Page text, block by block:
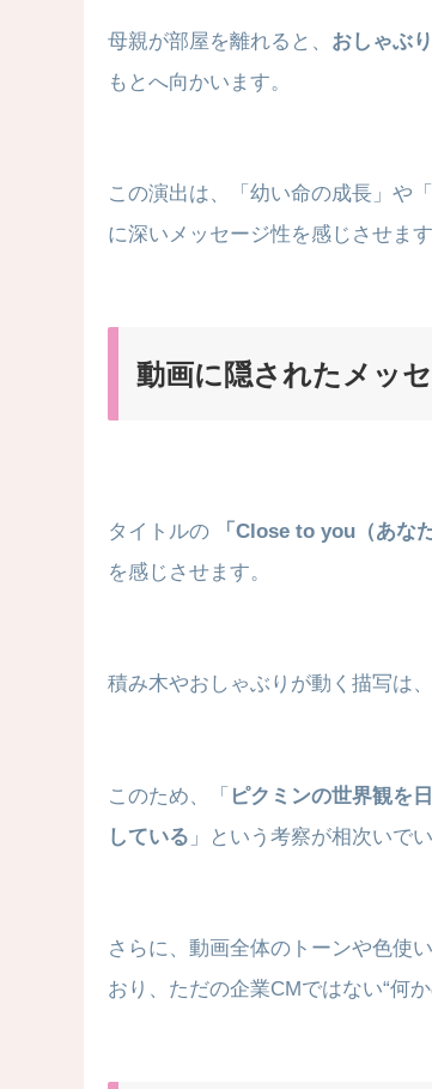
母親が部屋を離れると、 おしゃぶ
もとへ向かいます。
この演出は、「幼い命の成長」や
に深いメッセージ性を感じさせます
動画に隠されたメッ
タイトルの 「Close to you（あな
を感じさせます。
積み木やおしゃぶりが動く描写は
このため、「 ピクミンの世界観を
している 」という考察が相次いでい
さらに、動画全体のトーンや色使
おり、ただの企業CMではない“何